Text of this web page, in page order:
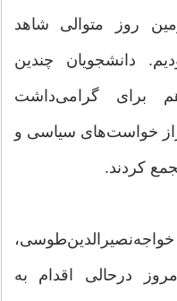
روز متوالی شاهد
دانشجویان چندین
برای گرامی‌داشت
خواست‌های سیاسی و
کردند.
خواجه‌نصیرالدین‌طوسی،
درحالی اقدام به